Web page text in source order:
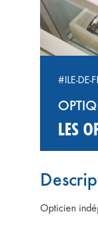
#ILE-DE-
LES
Opticien